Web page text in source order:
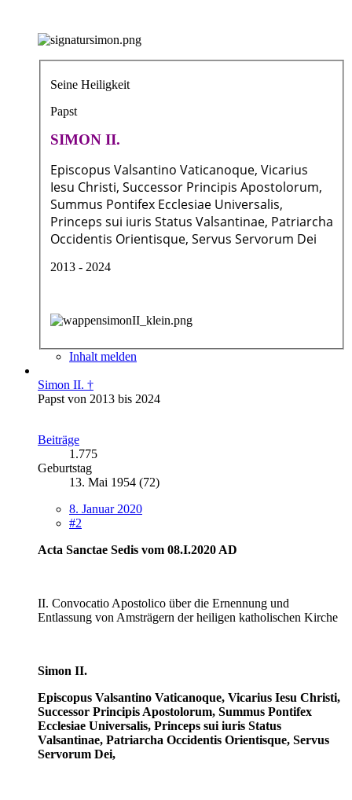
Seine Heiligkeit
Papst
SIMON II.
Episcopus Valsantino Vaticanoque, Vicarius
Iesu Christi, Successor Principis Apostolorum,
Summus Pontifex Ecclesiae Universalis,
Princeps sui iuris Status Valsantinae, Patriarcha
Occidentis Orientisque, Servus Servorum Dei
2013 - 2024
Inhalt melden
Simon II. †
Papst von 2013 bis 2024
Beiträge
1.775
Geburtstag
13. Mai 1954 (72)
8. Januar 2020
#2
Acta Sanctae Sedis vom 08.I.2020 AD
II. Convocatio Apostolico über die Ernennung und
Entlassung von Amsträgern der heiligen katholischen Kirche
Simon II.
Episcopus Valsantino Vaticanoque, Vicarius Iesu Christi,
Successor Principis Apostolorum, Summus Pontifex
Ecclesiae Universalis, Princeps sui iuris Status
Valsantinae, Patriarcha Occidentis Orientisque, Servus
Servorum Dei,